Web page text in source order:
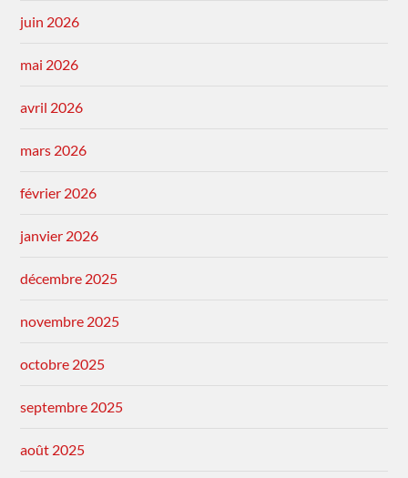
juin 2026
mai 2026
avril 2026
mars 2026
février 2026
janvier 2026
décembre 2025
novembre 2025
octobre 2025
septembre 2025
août 2025